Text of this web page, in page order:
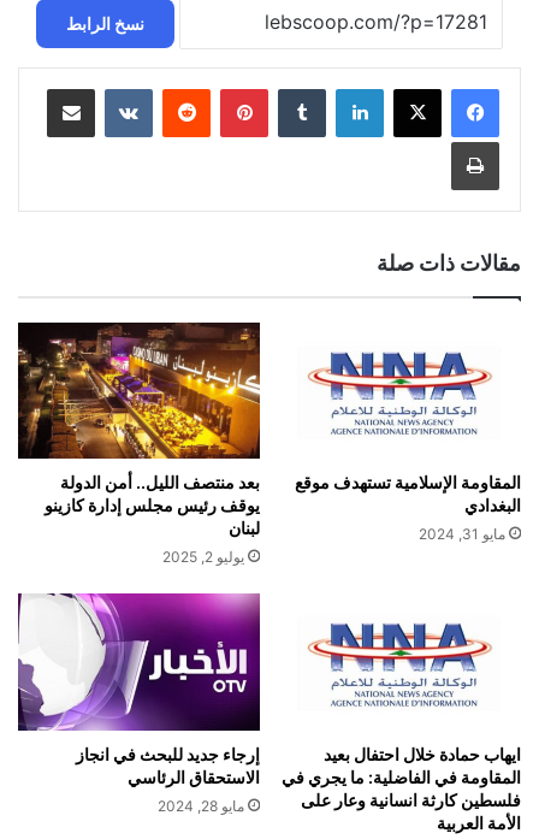
نسخ الرابط
لينكدإن بينتيريست مشاركة عبر البريد
طباعة
مقالات ذات صلة
المقاومة ‏الإسلامية تستهدف موقع
البغدادي
مايو 31, 2024
بعد منتصف الليل.. أمن الدولة
يوقف رئيس مجلس إدارة كازينو
لبنان
يوليو 2, 2025
ايهاب حمادة خلال احتفال بعيد
المقاومة في الفاضلية: ما يجري في
فلسطين كارثة انسانية وعار على
الأمة العربية
إرجاء جديد للبحث في انجاز
الاستحقاق الرئاسي
مايو 28, 2024